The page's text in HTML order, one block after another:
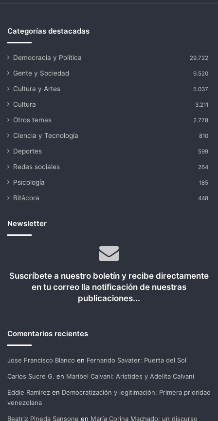
Categorías destacadas
Democracia y Política 29.722
Gente y Sociedad 9.520
Cultura y Artes 5.037
Cultura 3.211
Otros temas 2.778
Ciencia y Tecnología 810
Deportes 599
Redes sociales 264
Psicología 185
Bitácora 448
Newsletter
Suscríbete a nuestro boletín y recibe directamente
en tu correo lla notificación de nuestras
publicaciones...
Comentarios recientes
Jose Francisco Blanco en Fernando Savater: Puerta del Sol
Carlos Sucre G. en Maribel Calvani: Arístides y Adelita Calvani
Eddie Ramirez en Democratización y legitimación: Primera prioridad
venezolana
Beatriz Pineda Sansone en María Corina Machado: un discurso